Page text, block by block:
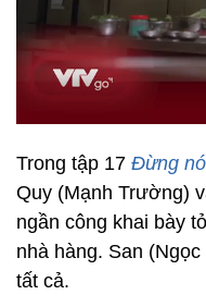
Trong tập 17 Đừng
Quy (Mạnh Trường)
ngần công khai bày
nhà hàng. San
tất cả.